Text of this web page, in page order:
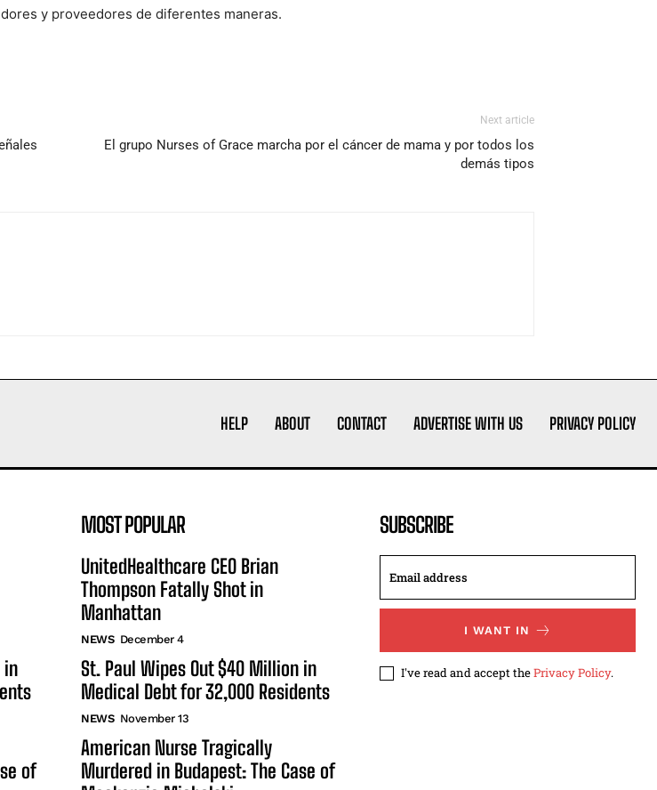
y proveedores de diferentes maneras.
Next article
El grupo Nurses of Grace marcha por el cáncer de mama y por todos los
demás tipos
HELP ABOUT CONTACT ADVERTISE WITH US PRIVACY POLICY
in
of
MOST POPULAR
UnitedHealthcare CEO Brian
Thompson Fatally Shot in
Manhattan
NEWS December 4
St. Paul Wipes Out $40 Million in
Medical Debt for 32,000 Residents
NEWS November 13
American Nurse Tragically
Murdered in Budapest: The Case of
SUBSCRIBE
I WANT IN
I've read and accept thePrivacy Policy.